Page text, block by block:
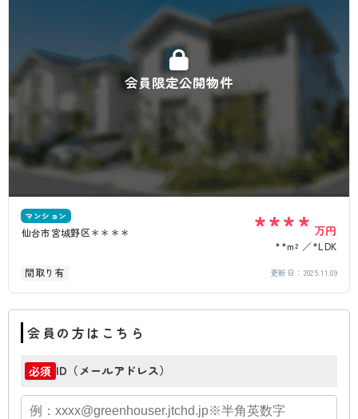
会員限定公開物件
マンション
仙台市宮城野区＊＊＊＊ **** 万円
**m²
*LDK
間取り有
更新日： 2025.11.09
会員の方はこちら
必須 ID（メールアドレス）